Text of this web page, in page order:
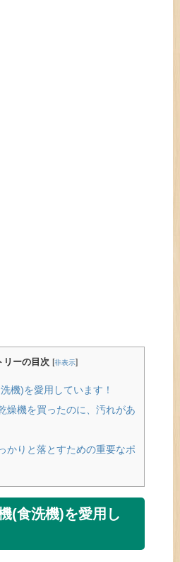
リーの目次 [非表示]
機)を愛用しています！
燥機を買ったのに、汚れがあ
かりと落とすための重要なポ
(食洗機)を愛用し